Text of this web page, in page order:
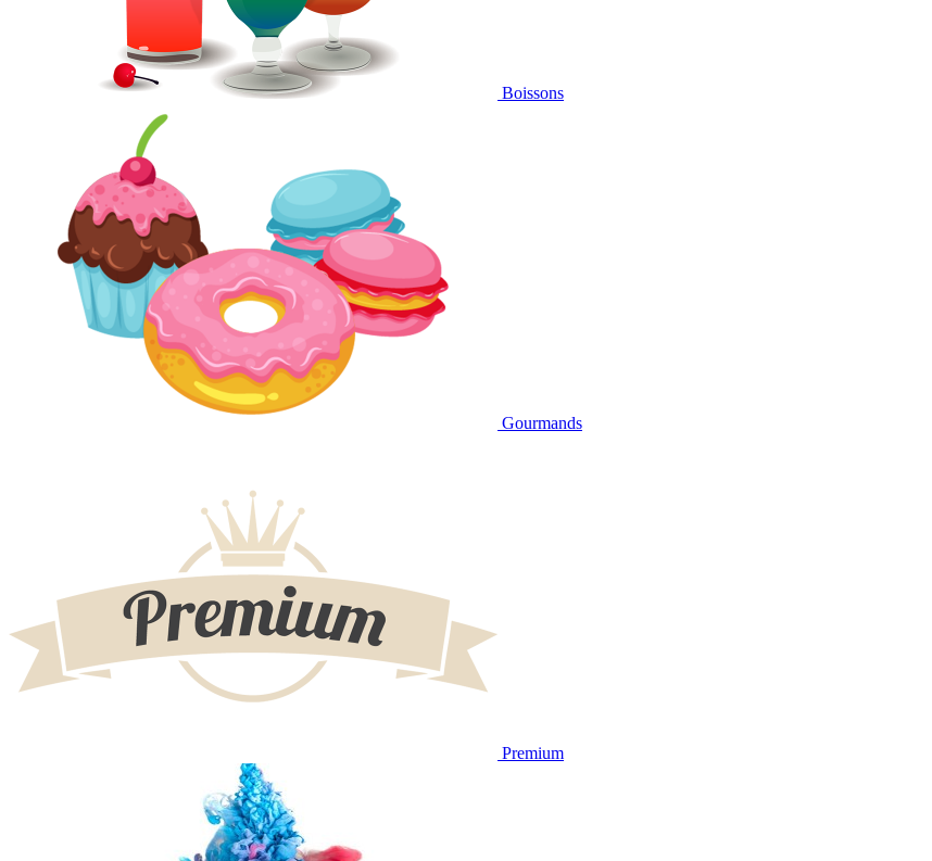
Boissons
Gourmands
Premium